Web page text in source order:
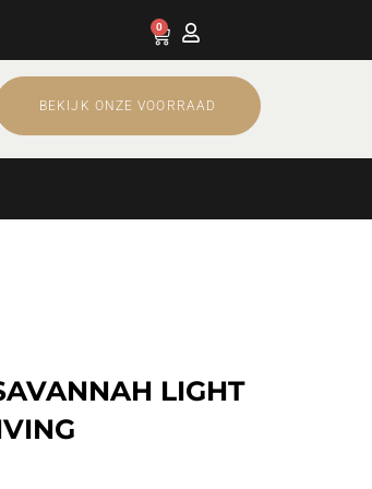
0
Cart
BEKIJK ONZE VOORRAAD
LIGHT